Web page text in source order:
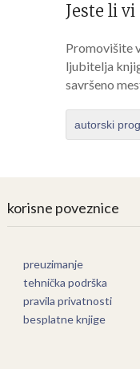
Jeste li
Promovišite
ljubitelja
savršeno
autorski
korisne poveznice
preuzimanje
tehnička podrška
pravila privatnosti
besplatne knjige